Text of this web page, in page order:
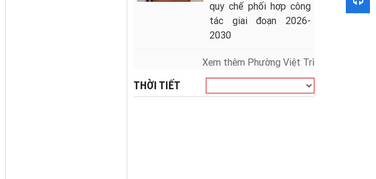
quy chế phối hợp công
tác giai đoạn 2026-
2030
Xem thêm Phường Việt Trì
THỜI TIẾT